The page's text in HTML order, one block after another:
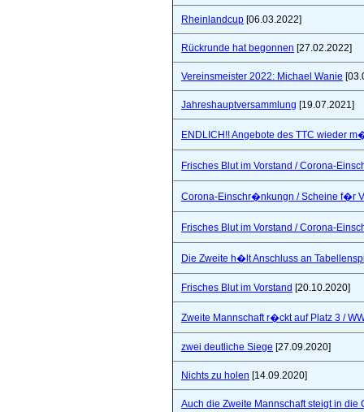
Rheinlandcup [06.03.2022]
Rückrunde hat begonnen [27.02.2022]
Vereinsmeister 2022: Michael Wanie
Jahreshauptversammlung [19.07.2021]
ENDLICH!! Angebote des TTC wieder
Frisches Blut im Vorstand / Corona-
Corona-Einschr�nkungn / Scheine f�r
Frisches Blut im Vorstand / Corona-
Die Zweite h�lt Anschluss an
Frisches Blut im Vorstand [20.10.2020]
Zweite Mannschaft r�ckt auf Platz 3 /
zwei deutliche Siege [27.09.2020]
Nichts zu holen [14.09.2020]
Auch die Zweite Mannschaft steigt in die